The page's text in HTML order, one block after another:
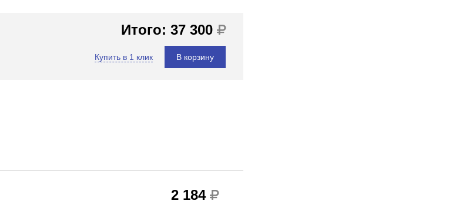
Итого: 37 300
Купить в 1 клик В корзину
2 184